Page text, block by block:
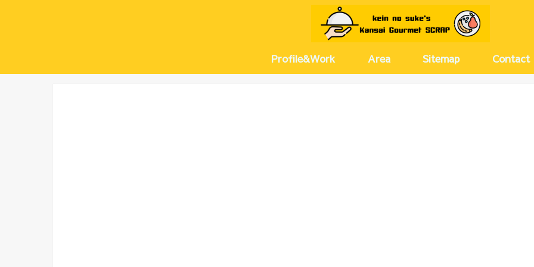
Profile&Work Area Sitemap Contact